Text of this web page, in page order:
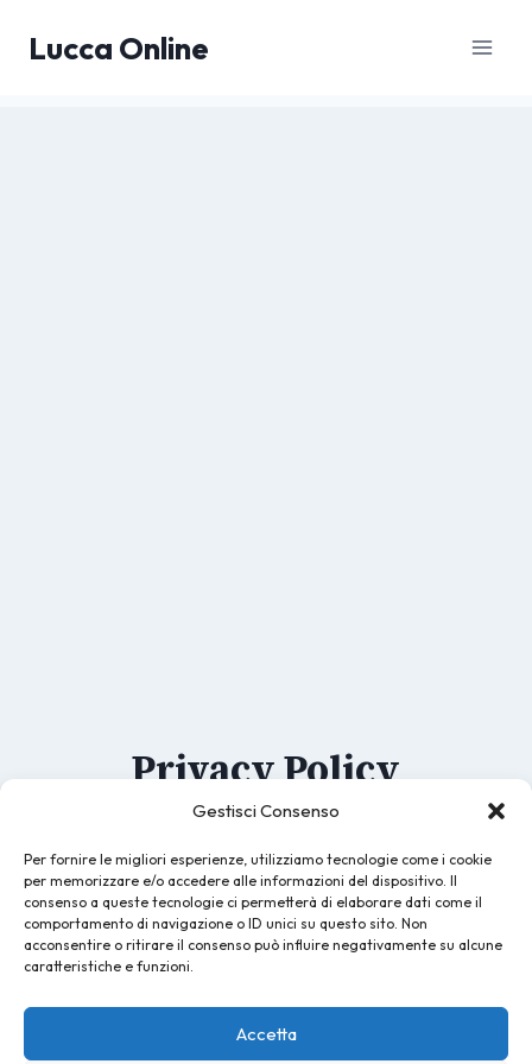
Gestisci Consenso
Per fornire le migliori esperienze, utilizziamo tecnologie come i cookie
per memorizzare e/o accedere alle informazioni del dispositivo. Il
consenso a queste tecnologie ci permetterà di elaborare dati come il
comportamento di navigazione o ID unici su questo sito. Non
acconsentire o ritirare il consenso può influire negativamente su alcune
caratteristiche e funzioni.
Accetta
Lucca Online
Privacy Policy
Lucca Online